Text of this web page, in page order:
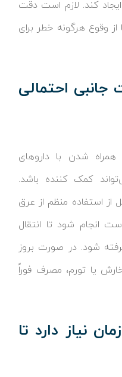
ایجاد کند. لازم است دقت
وقوع هرگونه خطر برای
جانبی احتمالی
شدن با داروهای
کمک کننده باشد.
استفاده منظم از عرق
انجام شود تا انتقال
شود. در صورت بروز
یا تورم، مصرف فوراً
نیاز دارد تا